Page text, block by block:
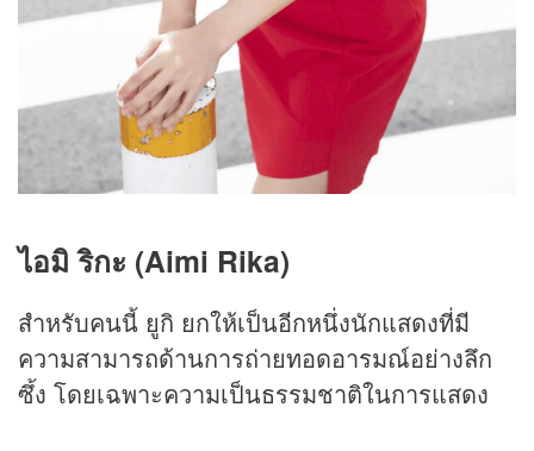
ไอมิ ริกะ (Aimi Rika)
สำหรับคนนี้ ยูกิ ยกให้เป็นอีกหนึ่งนักแสดงที่มี
ความสามารถด้านการถ่ายทอดอารมณ์อย่างลึก
ซึ้ง โดยเฉพาะความเป็นธรรมชาติในการแสดง